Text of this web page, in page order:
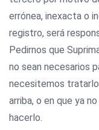
errónea, inexacta o
registro, será
Pedirnos que
no sean necesarios
necesitemos
arriba, o en que ya
hacerlo.